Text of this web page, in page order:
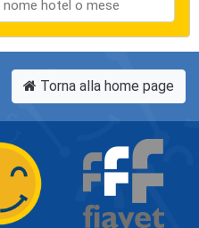
Torna alla home page